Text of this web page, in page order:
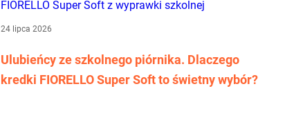
24 lipca 2026
Ulubieńcy ze szkolnego piórnika. Dlaczego
kredki FIORELLO Super Soft to świetny wybór?